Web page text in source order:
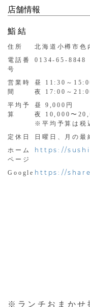
店舗情報
鮨 結
住所
北海道小樽市色
電話番
号
0134-65-8848
営業時
間
昼 11:30～
夜 17:00～
平均予
算
昼 9,000円
夜 10,000〜
※平均予算は税
定休日
日曜日、月の最
ホーム
ページ
https://
Google https://
※ランチおまかせ